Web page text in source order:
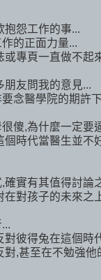
抱怨工作的事...
的正面力量...
或專頁一直做不起
朋友問我的意見...
念醫學院的期許
傻,為什麼一定要
個時代當醫生並不
確實有其值得討論
在對孩子的未來之
對彼得兔在這個時
對,甚至在不勉強他